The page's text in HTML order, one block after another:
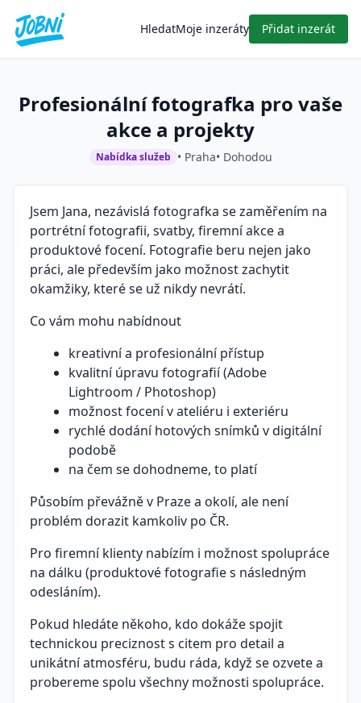
HledatMoje inzeráty Přidat inzerát
Profesionální fotografka pro vaše
akce a projekty
Nabídka služeb • Praha• Dohodou
Jsem Jana, nezávislá fotografka se zaměřením na
portrétní fotografii, svatby, firemní akce a
produktové focení. Fotografie beru nejen jako
práci, ale především jako možnost zachytit
okamžiky, které se už nikdy nevrátí.
Co vám mohu nabídnout
kreativní a profesionální přístup
kvalitní úpravu fotografií (Adobe
Lightroom / Photoshop)
možnost focení v ateliéru i exteriéru
rychlé dodání hotových snímků v digitální
podobě
na čem se dohodneme, to platí
Působím převážně v Praze a okolí, ale není
problém dorazit kamkoliv po ČR.
Pro firemní klienty nabízím i možnost spolupráce
na dálku (produktové fotografie s následným
odesláním).
Pokud hledáte někoho, kdo dokáže spojit
technickou preciznost s citem pro detail a
unikátní atmosféru, budu ráda, když se ozvete a
probereme spolu všechny možnosti spolupráce.